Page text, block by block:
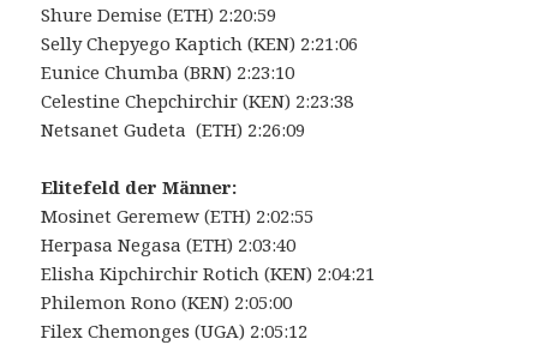
Shure Demise (ETH) 2:20:59
Selly Chepyego Kaptich (KEN) 2:21:06
Eunice Chumba (BRN) 2:23:10
Celestine Chepchirchir (KEN) 2:23:38
Netsanet Gudeta (ETH) 2:26:09
Elitefeld der Männer:
Mosinet Geremew (ETH) 2:02:55
Herpasa Negasa (ETH) 2:03:40
Elisha Kipchirchir Rotich (KEN) 2:04:21
Philemon Rono (KEN) 2:05:00
Filex Chemonges (UGA) 2:05:12